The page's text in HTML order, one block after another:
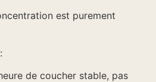
est purement
:
de coucher stable, pas